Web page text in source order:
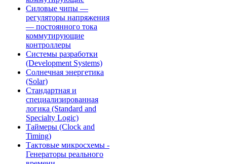
Силовые чипы —
регуляторы напряжения
— постоянного тока
коммутирующие
контроллеры
Системы разработки
(Development Systems)
Солнечная энергетика
(Solar)
Стандартная и
специализированная
логика (Standard and
Specialty Logic)
Таймеры (Clock and
Timing)
Тактовые микросхемы -
Генераторы реального